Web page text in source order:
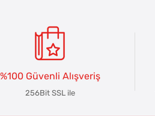
%100 Güvenli Alışveriş
256Bit SSL ile